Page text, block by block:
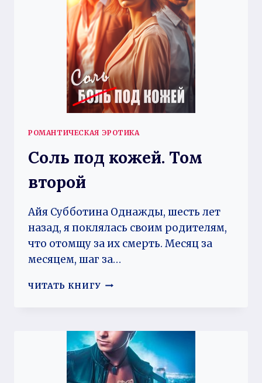
РОМАНТИЧЕСКАЯ ЭРОТИКА
Соль под кожей. Том
второй
Айя Субботина Однажды, шесть лет
назад, я поклялась своим родителям,
что отомщу за их смерть. Месяц за
месяцем, шаг за…
ЧИТАТЬ КНИГУ СОЛЬ
ВТОРОЙ